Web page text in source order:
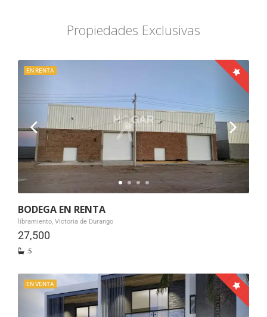
Propiedades Exclusivas
EN RENTA
BODEGA EN RENTA
libramiento, Victoria de Durango
27,500
.5
EN VENTA